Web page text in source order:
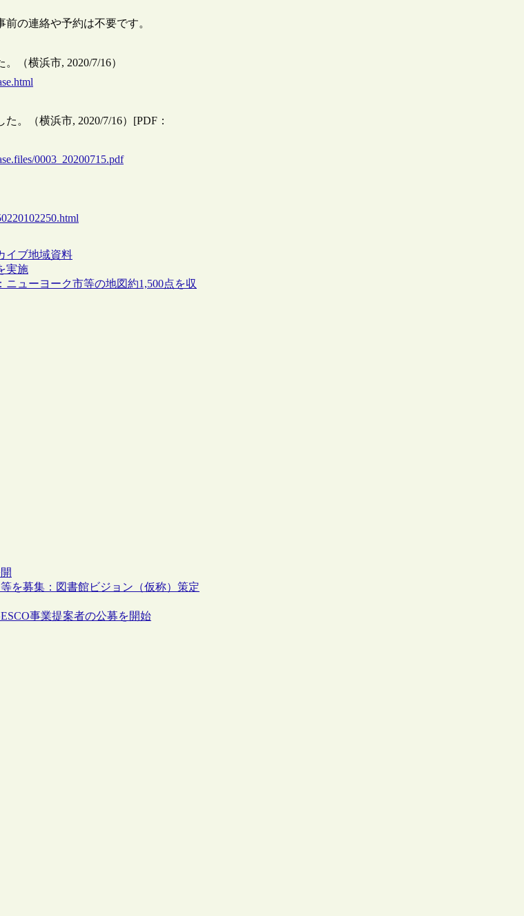
の連絡や予約は不要です。
（横浜市, 2020/7/16）
。（横浜市, 2020/7/16）[PDF：
0003_20200715.pdf
イブ地域資料
実施
ューヨーク市等の地図約1,500点を収
を募集：図書館ビジョン（仮称）策定
事業提案者の公募を開始